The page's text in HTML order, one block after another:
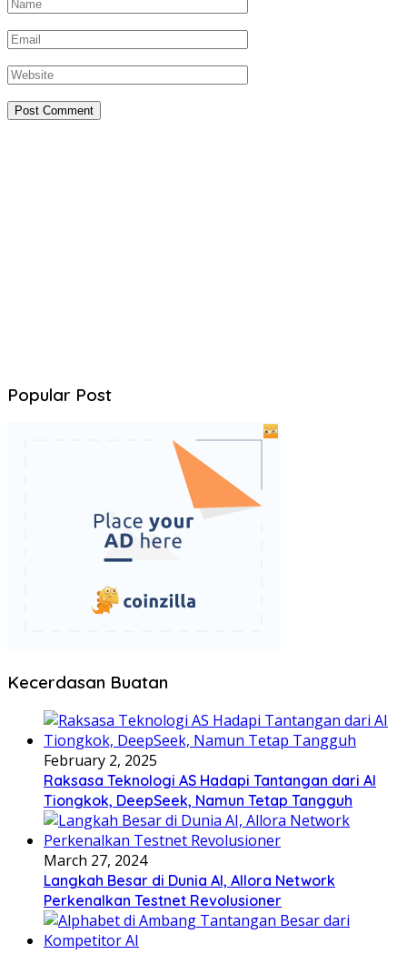
Popular Post
Kecerdasan Buatan
February 2, 2025
Raksasa Teknologi AS Hadapi Tantangan dari AI
Tiongkok, DeepSeek, Namun Tetap Tangguh
March 27, 2024
Langkah Besar di Dunia AI, Allora Network
Perkenalkan Testnet Revolusioner